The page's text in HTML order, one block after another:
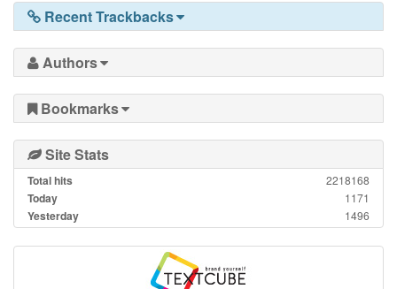
Recent Trackbacks
Authors
Bookmarks
Site Stats
Total hits 2218168
Today 1171
Yesterday 1496